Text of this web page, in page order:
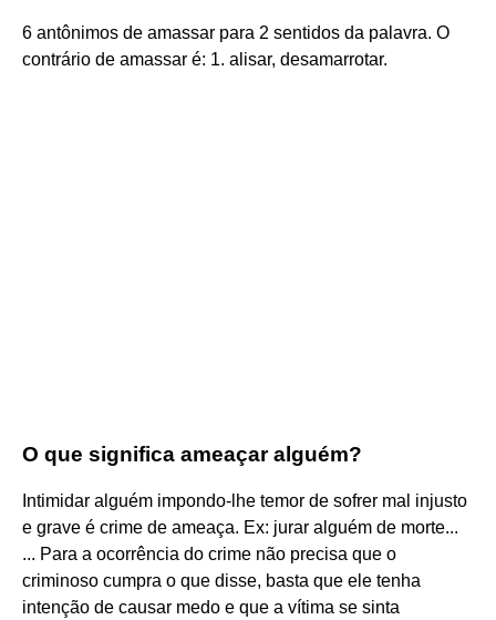
6 antônimos de amassar para 2 sentidos da palavra. O
contrário de amassar é: 1. alisar, desamarrotar.
O que significa ameaçar alguém?
Intimidar alguém impondo-lhe temor de sofrer mal injusto
e grave é crime de ameaça. Ex: jurar alguém de morte...
... Para a ocorrência do crime não precisa que o
criminoso cumpra o que disse, basta que ele tenha
intenção de causar medo e que a vítima se sinta